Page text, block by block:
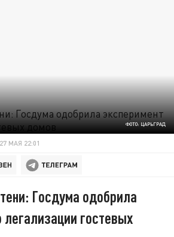
ФОТО: ЦАРЬГРАД
27 МАЯ 22:01
Госдума одобрила
легализации гостевых